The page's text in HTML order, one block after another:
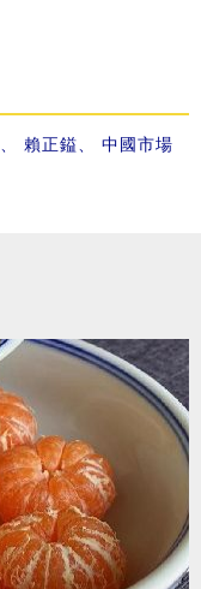
、 賴正鎰、 中國市場